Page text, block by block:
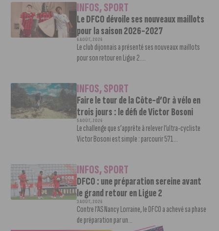
INFOS,SPORT
Le DFCO dévoile ses nouveaux maillots
pour la saison 2026-2027
6 AOÛT, 2026
Le club dijonnais a présenté ses nouveaux maillots
pour son retour en Ligue 2....
INFOS,SPORT
Faire le tour de la Côte-d’Or à vélo en
trois jours : le défi de Victor Bosoni
5 AOÛT, 2026
Le challenge que s’apprête à relever l’ultra-cycliste
Victor Bosoni est simple : parcourir 571...
INFOS,SPORT
DFCO : une préparation sereine avant
le grand retour en Ligue 2
3 AOÛT, 2026
Contre l’AS Nancy Lorraine, le DFCO a achevé sa phase
de préparation par un...